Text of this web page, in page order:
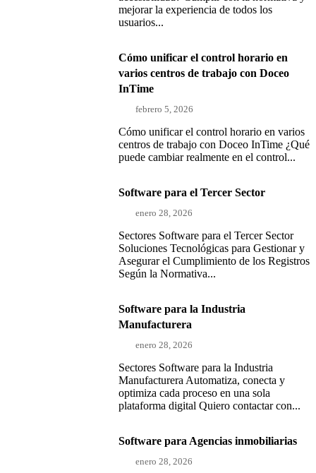
mejorar la experiencia de todos los
usuarios...
Cómo unificar el control horario en
varios centros de trabajo con Doceo
InTime
febrero 5, 2026
Cómo unificar el control horario en varios
centros de trabajo con Doceo InTime ¿Qué
puede cambiar realmente en el control...
Software para el Tercer Sector
enero 28, 2026
Sectores Software para el Tercer Sector
Soluciones Tecnológicas para Gestionar y
Asegurar el Cumplimiento de los Registros
Según la Normativa...
Software para la Industria
Manufacturera
enero 28, 2026
Sectores Software para la Industria
Manufacturera Automatiza, conecta y
optimiza cada proceso en una sola
plataforma digital Quiero contactar con...
Software para Agencias inmobiliarias
enero 28, 2026